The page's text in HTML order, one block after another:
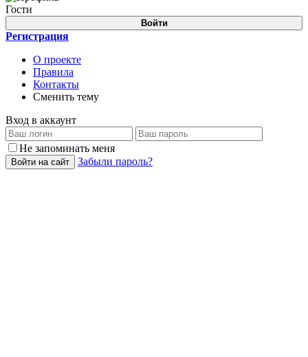
Гости
Войти
Регистрация
О проекте
Правила
Контакты
Сменить тему
Вход в аккаунт
Не запоминать меня
Войти на сайт Забыли пароль?